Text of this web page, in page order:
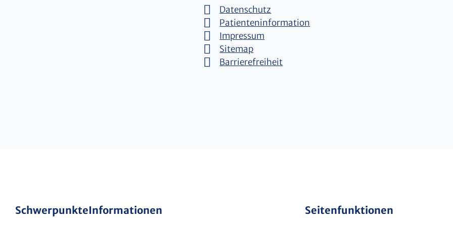
Datenschutz
Patienteninformation
Impressum
Sitemap
Barrierefreiheit
SchwerpunkteInformationen Seitenfunktionen